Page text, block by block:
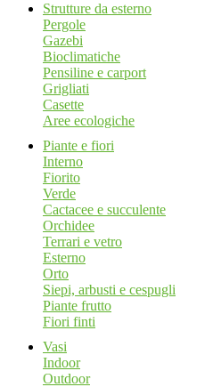
Strutture da esterno
Pergole
Gazebi
Bioclimatiche
Pensiline e carport
Grigliati
Casette
Aree ecologiche
Piante e fiori
Interno
Fiorito
Verde
Cactacee e succulente
Orchidee
Terrari e vetro
Esterno
Orto
Siepi, arbusti e cespugli
Piante frutto
Fiori finti
Vasi
Indoor
Outdoor